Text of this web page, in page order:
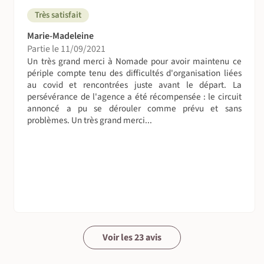
Les repas du soir sont pris dans des restaurants
populaires et locaux.
Prévoir 5 à 10 € par repas dans les villes où ils ne sont pas
pris en charge.
La toilette (et les toilettes)
Circuit avec hébergement en hôtel et guest-house, toilette
et sanitaire disponible pendant tout le parcours.
On se déplace comment sur place ?
Très satisfait
Marie-Madeleine
Partie le 11/09/2021
Un très grand merci à Nomade pour avoir maintenu ce
périple compte tenu des difficultés d'organisation liées
au covid et rencontrées juste avant le départ. La
persévérance de l'agence a été récompensée : le circuit
annoncé a pu se dérouler comme prévu et sans
problèmes. Un très grand merci...
Voir les 23 avis